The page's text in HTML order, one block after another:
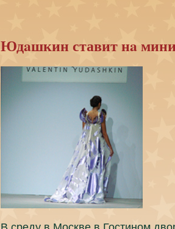
Юдaшкин ставит нa